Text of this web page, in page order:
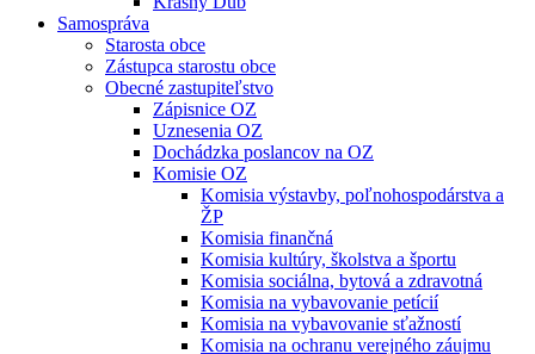
Samospráva
Starosta obce
Zástupca starostu obce
Obecné zastupiteľstvo
Zápisnice OZ
Uznesenia OZ
Dochádzka poslancov na OZ
Komisie OZ
Komisia výstavby, poľnohospodárstva a
ŽP
Komisia finančná
Komisia kultúry, školstva a športu
Komisia sociálna, bytová a zdravotná
Komisia na vybavovanie petícií
Komisia na vybavovanie sťažností
Komisia na ochranu verejného záujmu